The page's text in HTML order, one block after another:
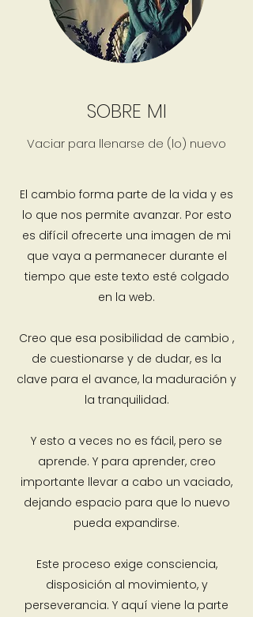
SOBRE MI
Vaciar para llenarse de (lo) nuevo
El cambio forma parte de la vida y es
lo que nos permite avanzar. Por esto
es difícil ofrecerte una imagen de mi
que vaya a permanecer durante el
tiempo que este texto esté colgado
en la web.
Creo que esa posibilidad de cambio ,
de cuestionarse y de dudar, es la
clave para el avance, la maduración y
la tranquilidad.
Y esto a veces no es fácil, pero se
aprende. Y para aprender, creo
importante llevar a cabo un vaciado,
dejando espacio para que lo nuevo
pueda expandirse.
Este proceso exige consciencia,
disposición al movimiento, y
perseverancia. Y aquí viene la parte